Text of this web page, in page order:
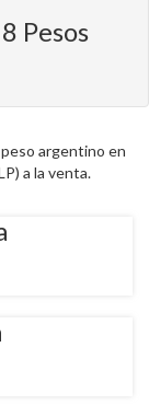
Pesos
argentino en
a la venta.